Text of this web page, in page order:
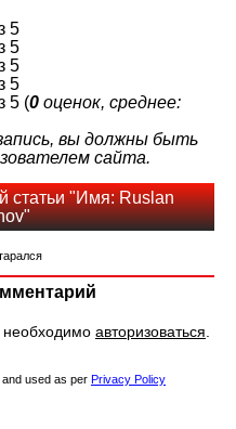
(0 оценок, среднее:
вы должны быть
сайта.
статьи "Имя: Ruslan
необходимо авторизоваться.
and used as per Privacy Policy